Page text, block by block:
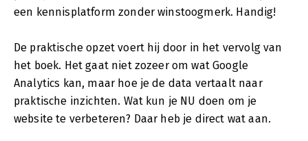
een kennisplatform zonder winstoogmerk. Handig!
De praktische opzet voert hij door in het vervolg van
het boek. Het gaat niet zozeer om wat Google
Analytics kan, maar hoe je de data vertaalt naar
praktische inzichten. Wat kun je NU doen om je
website te verbeteren? Daar heb je direct wat aan.